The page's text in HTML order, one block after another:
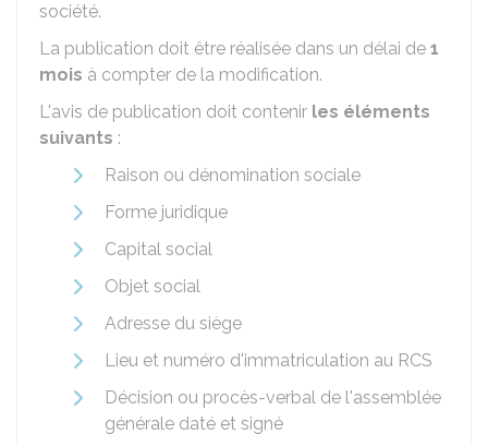
société.
La publication doit être réalisée dans un délai de 1
mois à compter de la modification.
L'avis de publication doit contenir les éléments
suivants :
Raison ou dénomination sociale
Forme juridique
Capital social
Objet social
Adresse du siège
Lieu et numéro d'immatriculation au RCS
Décision ou procès-verbal de l'assemblée
générale daté et signé